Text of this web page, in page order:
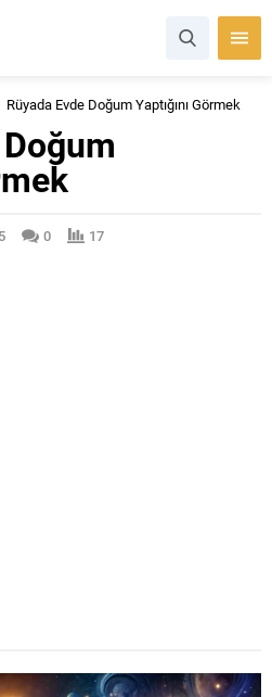
Rüyada Evde Doğum Yaptığını Görmek
0
17